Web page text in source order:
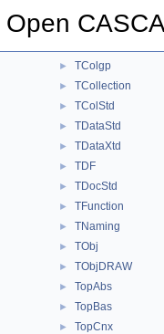
Open
► TColGeom
► TColgp
► TCollection
► TColStd
► TDataStd
► TDataXtd
► TDF
► TDocStd
► TFunction
► TNaming
► TObj
► TObjDRAW
► TopAbs
► TopBas
► TopCnx